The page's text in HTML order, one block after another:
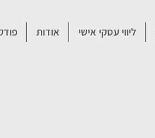
ליווי עסקי אישי אודות